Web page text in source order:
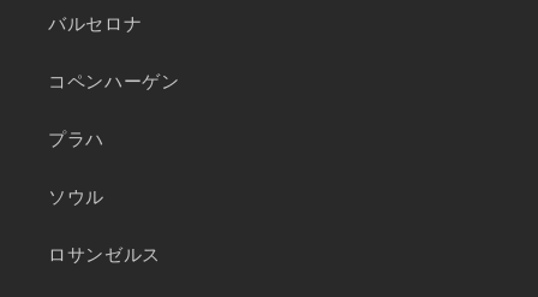
バルセロナ
コペンハーゲン
プラハ
ソウル
ロサンゼルス